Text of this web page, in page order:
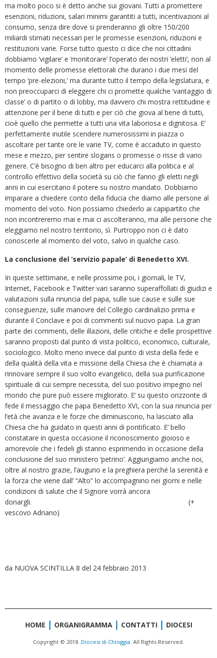
ma molto poco si è detto anche sui giovani. Tutti a promettere
esenzioni, riduzioni, salari minimi garantiti a tutti, incentivazioni al
consumo, senza dire dove si prenderanno gli oltre 150/200
miliardi stimati necessari per le promesse esenzioni, riduzioni e
restituzioni varie. Forse tutto questo ci dice che noi cittadini
dobbiamo ‘vigilare’ e ‘monitorare’ l’operato dei nostri ‘eletti’, non al
momento delle promesse elettorali che durano i due mesi del
tempo ‘pre-elezioni,’ ma durante tutto il tempo della legislatura, e
non preoccuparci di eleggere chi ci promette qualche ‘vantaggio di
classe’ o di partito o di lobby, ma davvero chi mostra rettitudine e
attenzione per il bene di tutti e per ciò che giova al bene di tutti,
cioè quello che permette a tutti una vita laboriosa e dignitosa. E’
perfettamente inutile scendere numerosissimi in piazza o
ascoltare per tante ore le varie TV, come è accaduto in questo
mese e mezzo, per sentire slogans o promesse o risse di vario
genere. C’è bisogno di ben altro per educarci alla politica e al
controllo effettivo della società su ciò che fanno gli eletti negli
anni in cui esercitano il potere su nostro mandato. Dobbiamo
imparare a chiedere conto della fiducia che diamo alle persone al
momento del voto. Non possiamo chiederlo ai capipartito che
non incontreremo mai e mai ci ascolteranno, ma alle persone che
eleggiamo nel nostro territorio, sì. Purtroppo non ci è dato
conoscerle al momento del voto, salvo in qualche caso.
La conclusione del ‘servizio papale’ di Benedetto XVI.
In queste settimane, e nelle prossime poi, i giornali, le TV,
Internet, Facebook e Twitter vari saranno superaffollati di giudizi e
valutazioni sulla rinuncia del papa, sulle sue cause e sulle sue
conseguenze, sulle manovre del Collegio cardinalizio prima e
durante il Conclave e poi di commenti sul nuovo papa. La gran
parte dei commenti, delle illazioni, delle critiche e delle prospettive
saranno proposti dal punto di vista politico, economico, culturale,
sociologico. Molto meno invece dal punto di vista della fede e
della qualità della vita e missione della Chiesa che è chiamata a
rinnovare sempre il suo volto evangelico, della sua purificazione
spirituale di cui sempre necessita, del suo positivo impegno nel
mondo che pure può essere migliorato. E’ su questo orizzonte di
fede il messaggio che papa Benedetto XVI, con la sua rinuncia per
l’età che avanza e le forze che diminuiscono, ha lasciato alla
Chiesa che ha guidato in questi anni di pontificato. E’ bello
constatare in questa occasione il riconoscimento gioioso e
amorevole che i fedeli gli stanno esprimendo in occasione della
conclusione del suo ministero ‘petrino’. Aggiungiamo anche noi,
oltre al nostro grazie, l’augurio e la preghiera perché la serenità e
la forza che viene dall’ “Alto” lo accompagnino nei giorni e nelle
condizioni di salute che il Signore vorrà ancora
donargli. (+
vescovo Adriano)
da NUOVA SCINTILLA 8 del 24 febbraio 2013
HOME ORGANIGRAMMA CONTATTI DIOCESI
Copyright © 2018. Diocesi di Chioggia. All Rights Reserved.